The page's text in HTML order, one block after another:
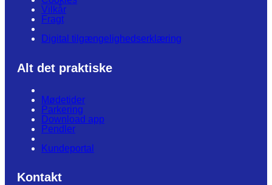
Vilkår
Fragt
Digital tilgængelighedserklæring
Alt det praktiske
Mødetider
Parkering
Download app
Pendler
Kundeportal
Kontakt